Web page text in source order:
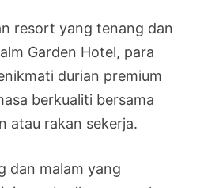
resort yang tenang dan
Garden Hotel, para
durian premium
berkualiti bersama
atau rakan sekerja.
dan malam yang